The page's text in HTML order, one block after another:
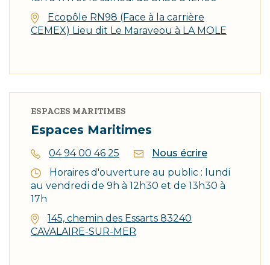
Ecopôle RN98 (Face à la carrière
CEMEX) Lieu dit Le Maraveou à LA MOLE
ESPACES MARITIMES
Espaces Maritimes
04 94 00 46 25
Nous écrire
Horaires d'ouverture au public : lundi
au vendredi de 9h à 12h30 et de 13h30 à
17h
145, chemin des Essarts 83240
CAVALAIRE-SUR-MER